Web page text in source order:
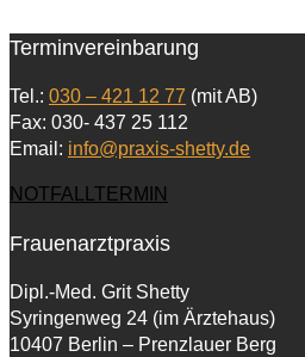
Terminvereinbarung
Tel.: 030 – 421 12 77 (mit AB)
Fax: 030- 437 25 112
Email: info@praxis-shetty.de
NOTFALLTERMIN
Frauenarztpraxis
Dipl.-Med. Grit Shetty
Syringenweg 24 (im Ärztehaus)
10407 Berlin – Prenzlauer Berg